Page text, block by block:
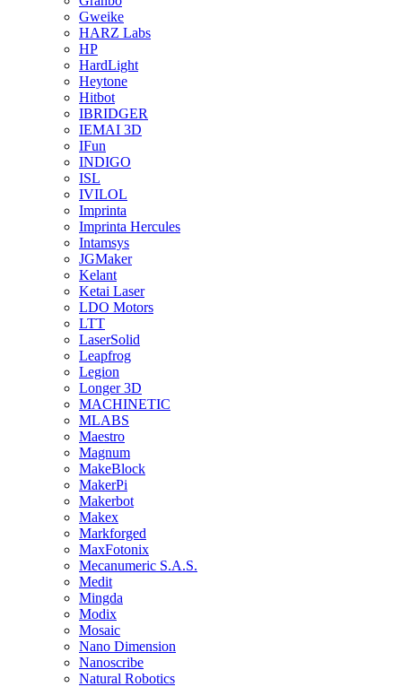
Gweike
HARZ Labs
HP
HardLight
Heytone
Hitbot
IBRIDGER
IEMAI 3D
IFun
INDIGO
ISL
IVILOL
Imprinta
Imprinta Hercules
Intamsys
JGMaker
Kelant
Ketai Laser
LDO Motors
LTT
LaserSolid
Leapfrog
Legion
Longer 3D
MACHINETIC
MLABS
Maestro
Magnum
MakeBlock
MakerPi
Makerbot
Makex
Markforged
MaxFotonix
Mecanumeric S.A.S.
Medit
Mingda
Modix
Mosaic
Nano Dimension
Nanoscribe
Natural Robotics